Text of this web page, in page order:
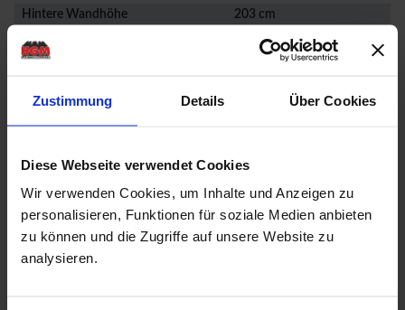
Zustimmung Details Über Cookies
Diese Webseite verwendet Cookies
Wir verwenden Cookies, um Inhalte und Anzeigen zu
personalisieren, Funktionen für soziale Medien anbieten
zu können und die Zugriffe auf unsere Website zu
analysieren.
Hintere Wandhöhe
203 cm
30 cm
Nutzfläche
Räume
Dachtyp
Produktbeschreibung
kammergetrocknetes, naturbelassenes Qualtitäts -
Fichtenholz